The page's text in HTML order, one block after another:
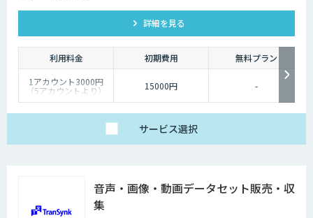
詳細を見る
利用料金 初期費用
無料プラン
1アカウント3000円
（5アカウントより） 15000円 -
サービス選択
音声・画像・動画データセット販売・収
集